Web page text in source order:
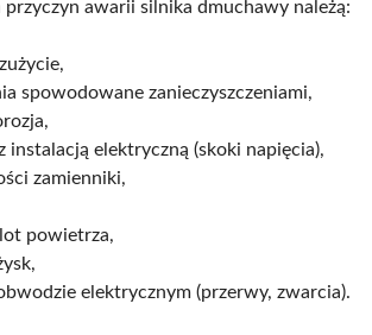
przyczyn awarii silnika dmuchawy należą:
spowodowane zanieczyszczeniami,
instalacją elektryczną (skoki napięcia),
zamienniki,
powietrza,
elektrycznym (przerwy, zwarcia).